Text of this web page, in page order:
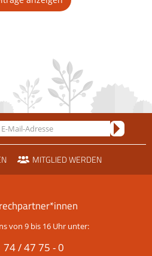
MITGLIED WERDEN
von 9 bis 16 Uhr unter:
74 / 47 75 - 0